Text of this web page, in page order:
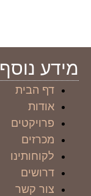
מידע נוסף
דף הבית
אודות
פרויקטים
מכרזים
לקוחותינו
דרושים
צור קשר